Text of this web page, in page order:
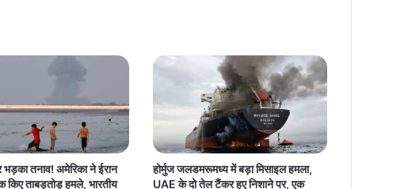
प
,
ग्रे
स
ने
स्ती
भड़का तनाव! अमेरिका ने ईरान
किए ताबड़तोड़ हमले, भारतीय
होर्मुज जलडमरूमध्य में बड़ा मिसाइल हमला,
UAE के दो तेल टैंकर हुए निशाने पर, एक